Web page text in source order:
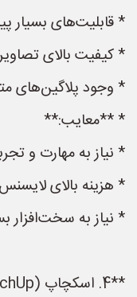
* قابلیت‌های بسیار
* کیفیت بالای
* وجود پلاگین‌های
* **معایب:**
* نیاز به مهارت و
* هزینه بالای
* نیاز به سخت‌افزار
**4. اسکچاپ (SketchUp):**